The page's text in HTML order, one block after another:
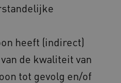
heeft (indirect)
de kwaliteit van
tot gevolg en/of